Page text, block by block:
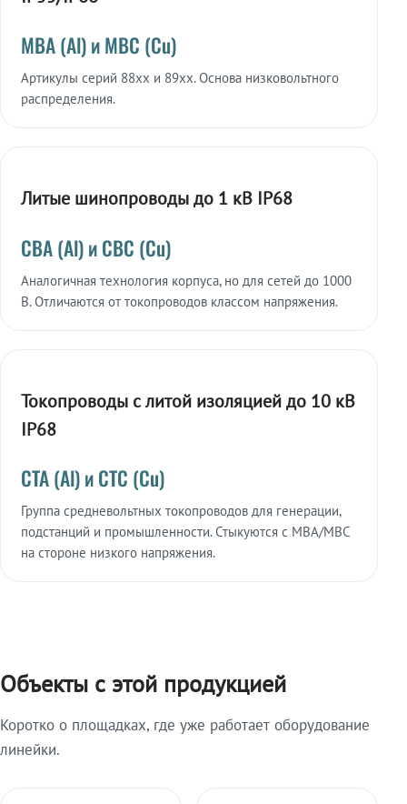
МВА (Al) и МВС (Cu)
Артикулы серий 88xx и 89xx. Основа низковольтного
распределения.
Литые шинопроводы до 1 кВ IP68
СВА (Al) и СВС (Cu)
Аналогичная технология корпуса, но для сетей до 1000
В. Отличаются от токопроводов классом напряжения.
Токопроводы с литой изоляцией до 10 кВ
IP68
СТА (Al) и СТС (Cu)
Группа средневольтных токопроводов для генерации,
подстанций и промышленности. Стыкуются с МВА/МВС
на стороне низкого напряжения.
Объекты с этой продукцией
Коротко о площадках, где уже работает оборудование
линейки.